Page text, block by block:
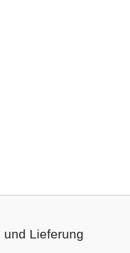
und Lieferung